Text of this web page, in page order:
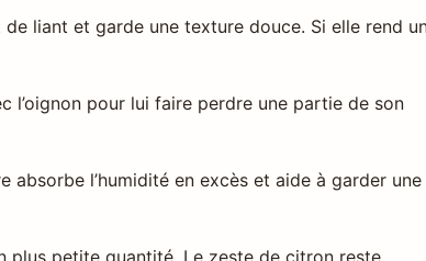
liant et garde une texture douce. Si elle rend
l’oignon pour lui faire perdre une partie de son
absorbe l’humidité en excès et aide à garder une